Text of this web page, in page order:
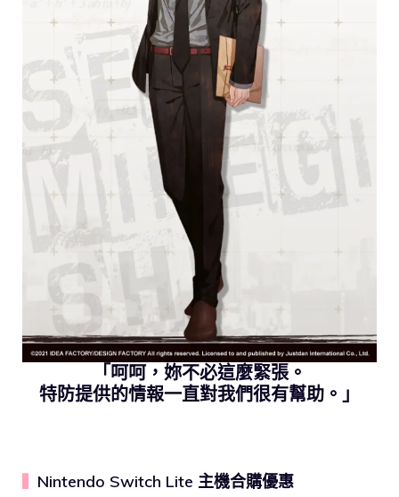
「呵呵，妳不必這麼緊張。
特防提供的情報一直對我們很有幫助。」
Nintendo Switch Lite 主機合購優惠